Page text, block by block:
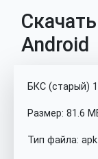
Android
БКС (старый)
Размер: 81.6
Тип файла: apk